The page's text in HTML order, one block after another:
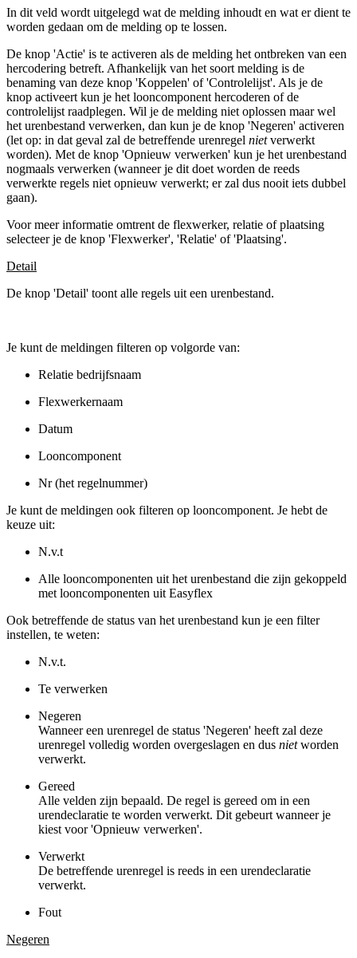
In dit veld wordt uitgelegd wat de melding inhoudt en wat er dient te
worden gedaan om de melding op te lossen.
De knop 'Actie' is te activeren als de melding het ontbreken van een
hercodering betreft. Afhankelijk van het soort melding is de
benaming van deze knop 'Koppelen' of 'Controlelijst'. Als je de
knop activeert kun je het looncomponent hercoderen of de
controlelijst raadplegen. Wil je de melding niet oplossen maar wel
het urenbestand verwerken, dan kun je de knop 'Negeren' activeren
(let op: in dat geval zal de betreffende urenregel nietverwerkt
worden). Met de knop 'Opnieuw verwerken' kun je het urenbestand
nogmaals verwerken (wanneer je dit doet worden de reeds
verwerkte regels niet opnieuw verwerkt; er zal dus nooit iets dubbel
gaan).
Voor meer informatie omtrent de flexwerker, relatie of plaatsing
selecteer je de knop 'Flexwerker', 'Relatie' of 'Plaatsing'.
Detail
De knop 'Detail' toont alle regels uit een urenbestand.
Je kunt de meldingen filteren op volgorde van:
Relatie bedrijfsnaam
Flexwerkernaam
Datum
Looncomponent
Nr (het regelnummer)
Je kunt de meldingen ook filteren op looncomponent. Je hebt de
keuze uit:
N.v.t
Alle looncomponenten uit het urenbestand die zijn gekoppeld
met looncomponenten uit Easyflex
Ook betreffende de status van het urenbestand kun je een filter
instellen, te weten:
N.v.t.
Te verwerken
Negeren
Wanneer een urenregel de status 'Negeren' heeft zal deze
urenregel volledig worden overgeslagen en dus nietworden
verwerkt.
Gereed
Alle velden zijn bepaald. De regel is gereed om in een
urendeclaratie te worden verwerkt. Dit gebeurt wanneer je
kiest voor 'Opnieuw verwerken'.
Verwerkt
De betreffende urenregel is reeds in een urendeclaratie
verwerkt.
Fout
Negeren